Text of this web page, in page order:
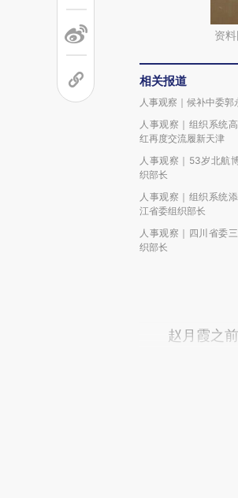
资料
相关报道
人事观察｜候补中委
人事观察｜组织系统
红再度交流履新天津
人事观察｜53岁北航
织部长
人事观察｜组织系统
江省委组织部长
人事观察｜四川省委
织部长
赵月霞之前